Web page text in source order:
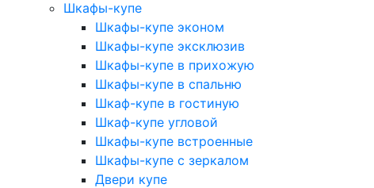
Шкафы-купе
Шкафы-купе эконом
Шкафы-купе эксклюзив
Шкафы-купе в прихожую
Шкафы-купе в спальню
Шкаф-купе в гостиную
Шкаф-купе угловой
Шкафы-купе встроенные
Шкафы-купе с зеркалом
Двери купе